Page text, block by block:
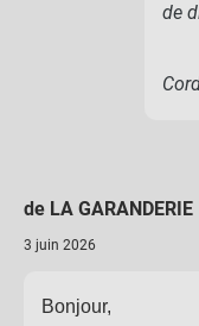
de
de LA GARANDERIE
3 juin 2026
Bonjour,